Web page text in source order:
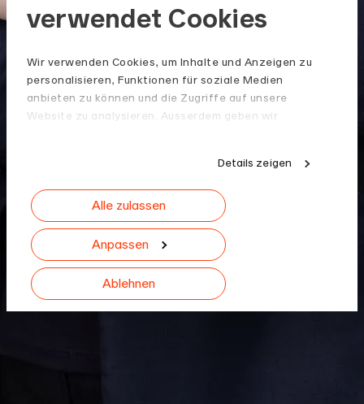
verwendet Cookies
Wir verwenden Cookies, um Inhalte und Anzeigen zu
personalisieren, Funktionen für soziale Medien
anbieten zu können und die Zugriffe auf unsere
Website zu analysieren. Ausserdem geben wir
Analysen weiter. Unsere Partner führen diese
Informationen möglicherweise mit weiteren Daten
zusammen, die Sie ihnen bereitgestellt haben oder
die sie im Rahmen Ihrer Nutzung der Dienste
gesammelt haben.
Details zeigen
Alle zulassen
Anpassen
Ablehnen